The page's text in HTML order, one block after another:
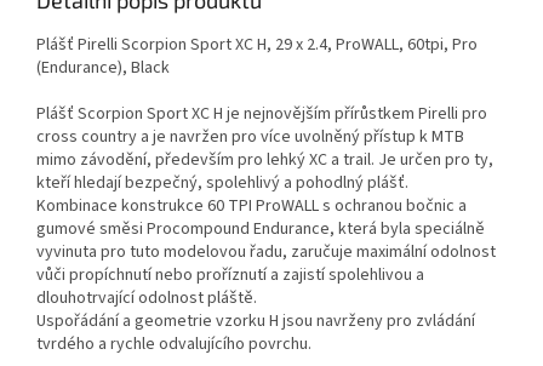
Plášť Pirelli Scorpion Sport XC H, 29 x 2.4, ProWALL, 60tpi, Pro
(Endurance), Black
Plášť Scorpion Sport XC H je nejnovějším přírůstkem Pirelli pro
cross country a je navržen pro více uvolněný přístup k MTB
mimo závodění, především pro lehký XC a trail. Je určen pro ty,
kteří hledají bezpečný, spolehlivý a pohodlný plášť.
Kombinace konstrukce 60 TPI ProWALL s ochranou bočnic a
gumové směsi Procompound Endurance, která byla speciálně
vyvinuta pro tuto modelovou řadu, zaručuje maximální odolnost
vůči propíchnutí nebo proříznutí a zajistí spolehlivou a
dlouhotrvající odolnost pláště.
Uspořádání a geometrie vzorku H jsou navrženy pro zvládání
tvrdého a rychle odvalujícího povrchu.